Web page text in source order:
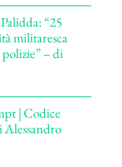
“25
militaresca
polizie” – di
| Codice
Alessandro